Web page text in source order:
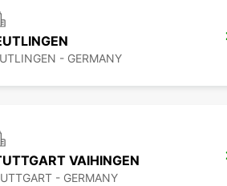
- GERMANY
VAIHINGEN
- GERMANY